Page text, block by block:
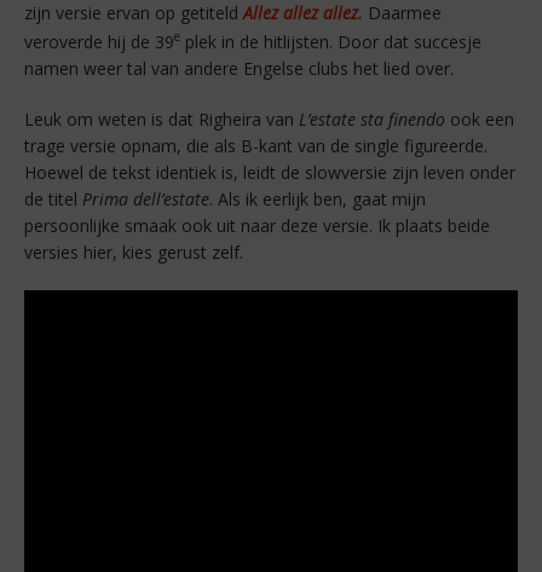
zijn versie ervan op getiteldAllez allez allez. Daarmee
veroverde hij de 39e plek in de hitlijsten. Door dat succesje
namen weer tal van andere Engelse clubs het lied over.
Leuk om weten is dat Righeira van L’estate sta finendo ook een
trage versie opnam, die als B-kant van de single figureerde.
Hoewel de tekst identiek is, leidt de slowversie zijn leven onder
de titel Prima dell’estate. Als ik eerlijk ben, gaat mijn
persoonlijke smaak ook uit naar deze versie. Ik plaats beide
versies hier, kies gerust zelf.